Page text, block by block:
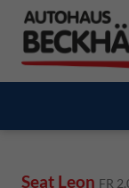
Seat Leon FR